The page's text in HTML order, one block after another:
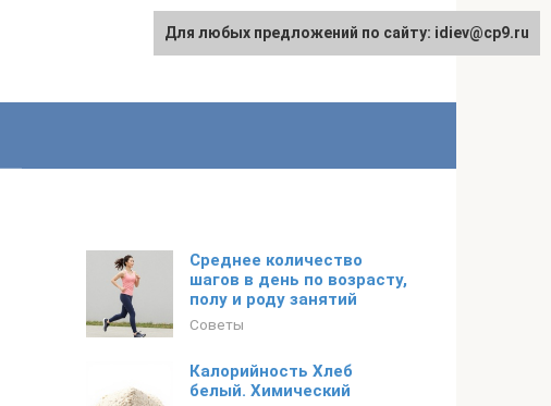
Среднее количество
шагов в день по возрасту,
полу и роду занятий
Советы
Калорийность Хлеб
белый. Химический
Для любых предложений по сайту: idiev@cp9.ru